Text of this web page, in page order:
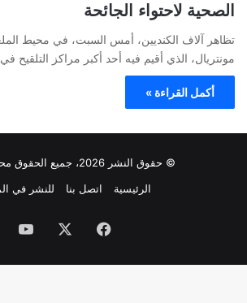
الصحية لاحتواء الجائحة
تظاهر آلاف الكنديين، أمس السبت، في محيط
مونتريال، الذي أقيم فيه أحد أكبر مراكز التلقيح
أكمل القراءة »
© حقوق النشر 2026، جميع الحقوق محفوظة |
الرئيسية
اتصل بنا للنشر في
فيسبوك